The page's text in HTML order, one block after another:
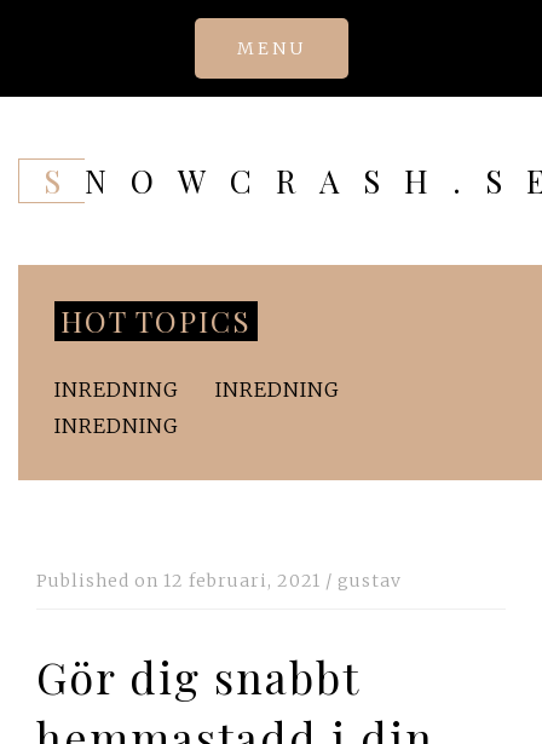
MENU
HOT TOPICS
INREDNING
INREDNING
INREDNING
Published on 12 februari, 2021 / gustav
Gör dig snabbt